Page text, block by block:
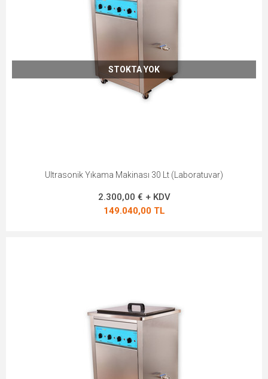
STOKTA YOK
Ultrasonik Yıkama Makinası 30 Lt (Laboratuvar)
2.300,00 € + KDV
149.040,00 TL